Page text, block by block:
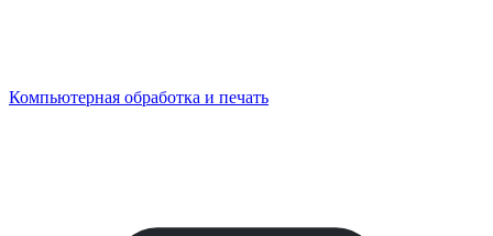
Компьютерная обработка и печать